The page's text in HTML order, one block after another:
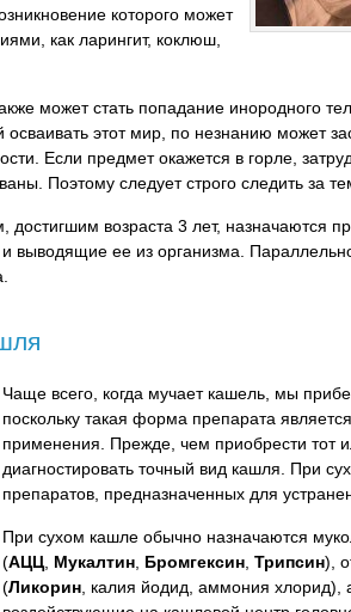
которого может
как ларингит, коклюш,
может стать попадание инородного
этот мир, по незнанию может
Если предмет окажется в горле,
Поэтому следует строго следить за
возраста 3 лет, назначаются
выводящие ее из организма.
Чаще всего, когда мучает кашель, мы
поскольку такая форма препарата
применения. Прежде, чем приобрести тот
диагностировать точный вид кашля. При
препаратов, предназначенных для
При сухом кашле обычно назначаются
(АЦЦ Мукалтин Бромгексин Трипсин),
(Ликорин , калия йодид, аммония хлорид),